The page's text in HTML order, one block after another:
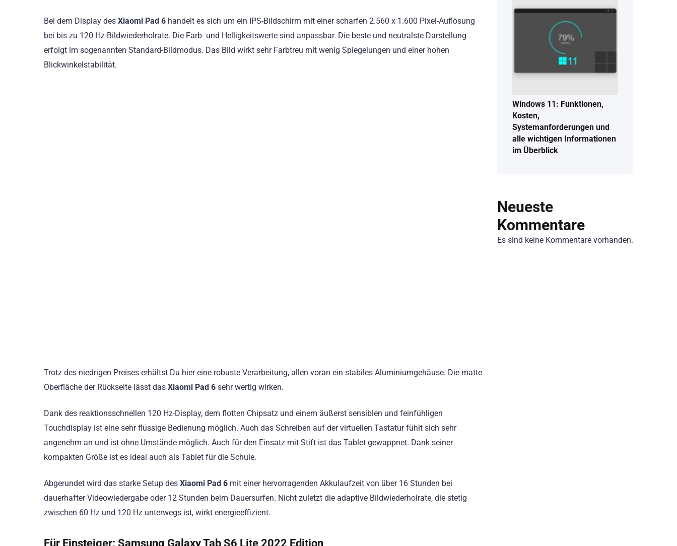
Bei dem Display des Xiaomi Pad 6 handelt es sich um ein IPS-Bildschirm mit einer scharfen 2.560 x 1.600 Pixel-Auflösung
bei bis zu 120 Hz-Bildwiederholrate. Die Farb- und Helligkeitswerte sind anpassbar. Die beste und neutralste Darstellung
erfolgt im sogenannten Standard-Bildmodus. Das Bild wirkt sehr Farbtreu mit wenig Spiegelungen und einer hohen
Blickwinkelstabilität.
Trotz des niedrigen Preises erhältst Du hier eine robuste Verarbeitung, allen voran ein stabiles Aluminiumgehäuse. Die matte
Oberfläche der Rückseite lässt das Xiaomi Pad 6 sehr wertig wirken.
Dank des reaktionsschnellen 120 Hz-Display, dem flotten Chipsatz und einem äußerst sensiblen und feinfühligen
Touchdisplay ist eine sehr flüssige Bedienung möglich. Auch das Schreiben auf der virtuellen Tastatur fühlt sich sehr
angenehm an und ist ohne Umstände möglich. Auch für den Einsatz mit Stift ist das Tablet gewappnet. Dank seiner
kompakten Größe ist es ideal auch als Tablet für die Schule.
Abgerundet wird das starke Setup des Xiaomi Pad 6 mit einer hervorragenden Akkulaufzeit von über 16 Stunden bei
dauerhafter Videowiedergabe oder 12 Stunden beim Dauersurfen. Nicht zuletzt die adaptive Bildwiederholrate, die stetig
zwischen 60 Hz und 120 Hz unterwegs ist, wirkt energieeffizient.
Für Einsteiger: Samsung Galaxy Tab S6 Lite 2022 Edition
Windows 11: Funktionen,
Kosten,
Systemanforderungen und
alle wichtigen Informationen
im Überblick
Neueste
Kommentare
Es sind keine Kommentare vorhanden.